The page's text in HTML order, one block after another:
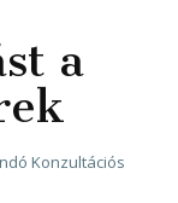
a
Konzultációs